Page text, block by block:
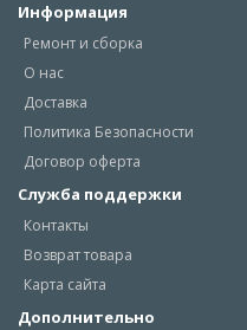
Информация
Ремонт и сборка
О нас
Доставка
Политика Безопасности
Договор оферта
Служба поддержки
Контакты
Возврат товара
Карта сайта
Дополнительно